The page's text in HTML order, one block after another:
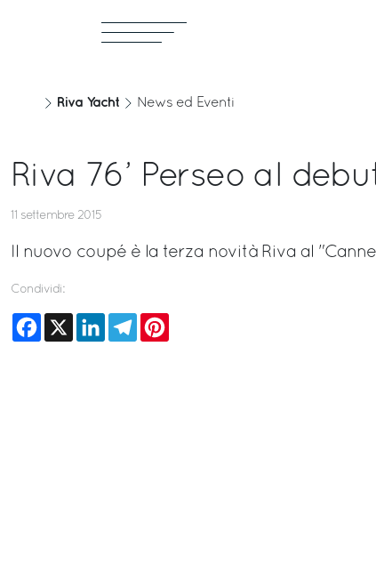
Riva Yacht News ed Eventi
Riva 76’ Perseo al
11 settembre 2015
Il nuovo coupé è la terza novità Riva al
Condividi:
Facebook
X LinkedInTelegram